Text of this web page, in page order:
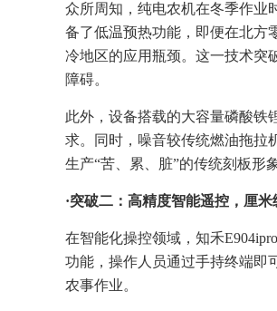
众所周知，纯电农机在冬季作业
备了低温预热功能，即便在北方
冷地区的应用瓶颈。这一技术突
障碍。
此外，设备搭载的大容量磷酸铁
求。同时，噪音较传统燃油拖拉
生产“苦、累、脏”的传统刻板形象
·突破二：高精度智能遥控，厘
在智能化操控领域，知禾
功能，操作人员通过手持终端即
农事作业。